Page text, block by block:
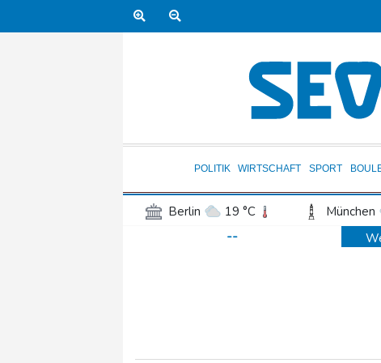
POLITIK WIRTSCHAFT SPORT
Berlin 19 °C München
Frankfurt am Main
--